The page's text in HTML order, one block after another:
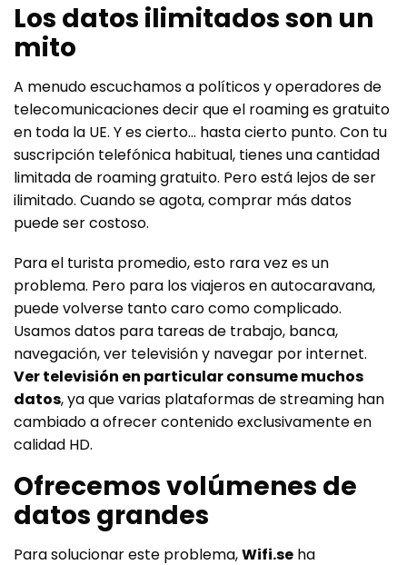
Los datos ilimitados son un
mito
A menudo escuchamos a políticos y operadores de
telecomunicaciones decir que el roaming es gratuito
en toda la UE. Y es cierto… hasta cierto punto. Con tu
suscripción telefónica habitual, tienes una cantidad
limitada de roaming gratuito. Pero está lejos de ser
ilimitado. Cuando se agota, comprar más datos
puede ser costoso.
Para el turista promedio, esto rara vez es un
problema. Pero para los viajeros en autocaravana,
puede volverse tanto caro como complicado.
Usamos datos para tareas de trabajo, banca,
navegación, ver televisión y navegar por internet.
Ver televisión en particular consume muchos
datos, ya que varias plataformas de streaming han
cambiado a ofrecer contenido exclusivamente en
calidad HD.
Ofrecemos volúmenes de
datos grandes
Para solucionar este problema,Wifi.se ha